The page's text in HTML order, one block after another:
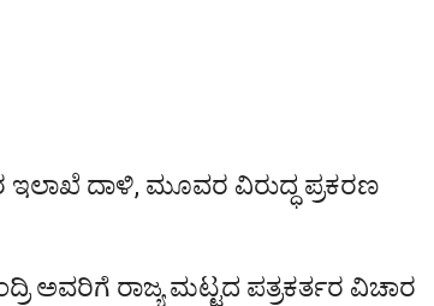
ಇಲಾಖೆ ದಾಳಿ, ಮೂವರ ವಿರುದ್ಧ ಪ್ರಕರಣ
ಅವರಿಗೆ ರಾಜ್ಯ ಮಟ್ಟದ ಪತ್ರಕರ್ತರ ವಿಚಾರ